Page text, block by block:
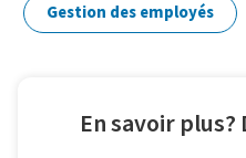
Gestion des employés
En savoir